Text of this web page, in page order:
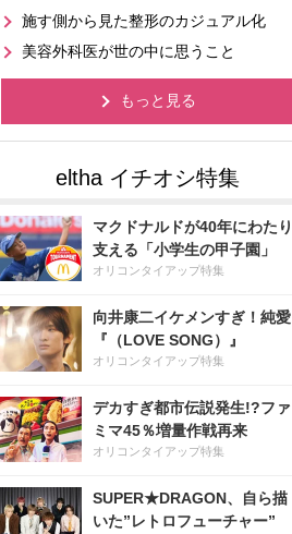
施す側から見た整形のカジュアル化
美容外科医が世の中に思うこと
もっと見る
マクドナルドが40年にわたり
支える「小学生の甲子園」
オリコンタイアップ特集
向井康二イケメンすぎ！純愛
『（LOVE SONG）』
オリコンタイアップ特集
デカすぎ都市伝説発生!?ファ
ミマ45％増量作戦再来
オリコンタイアップ特集
SUPER★DRAGON、自ら描
いた”レトロフューチャー”